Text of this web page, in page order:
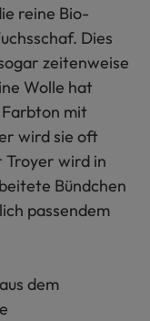
reine Bio-
Dies
zeitenweise
Wolle hat
mit
wird sie oft
Troyer wird in
Bündchen
passendem
dem